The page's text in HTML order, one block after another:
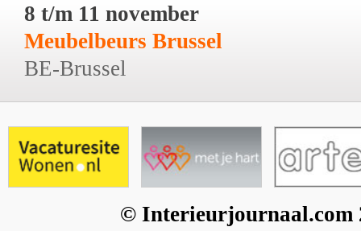
8 t/m 11 november
Meubelbeurs Brussel
BE-Brussel
© Interieurjournaal.com